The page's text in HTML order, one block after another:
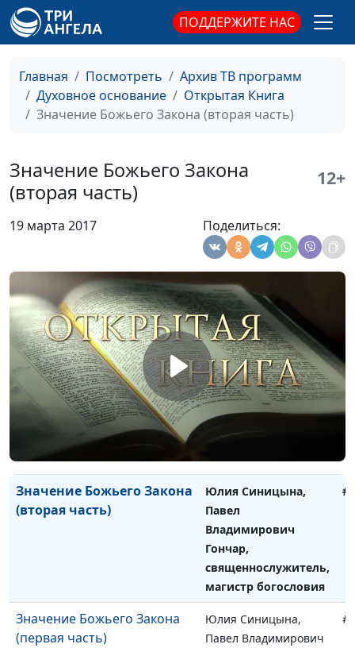
ПОДДЕРЖИТЕ НАС
Главная Посмотреть
Архив ТВ программ
Духовное основание
Открытая Книга
Значение Божьего Закона (вторая часть)
Значение Божьего Закона
(вторая часть)
12+
19 марта 2017 Поделиться:
магистр богословия
день субботний
Павел Владимирович
Гончар,
священнослужитель,
Третья заповедь: не
произноси имя Господа
напрасно
Юлия Синицына,
Павел Владимирович
священнослужитель,
магистр богословия
Вторая заповедь: не
сотвори себе кумира
Юлия Синицына,
Павел Владимирович
Гончар,
священнослужитель,
магистр богословия
Первая заповедь: Я -
Господь, Бог твой
Юлия Синицына,
Павел Владимирович
Гончар,
священнослужитель,
магистр богословия
Значение Божьего Закона
(вторая часть)
Юлия Синицына,
Павел
Владимирович
Гончар,
священнослужитель,
магистр богословия
Значение Божьего Закона
(первая часть)
Юлия Синицына,
Павел Владимирович